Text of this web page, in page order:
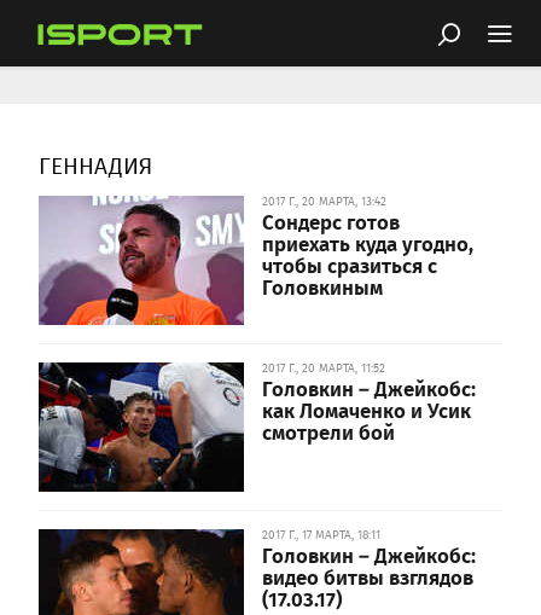
ГЕННАДИЯ
2017 Г., 20 МАРТА, 13:42
Сондерс готов
приехать куда угодно,
чтобы сразиться с
Головкиным
2017 Г., 20 МАРТА, 11:52
Головкин – Джейкобс:
как Ломаченко и Усик
смотрели бой
2017 Г., 17 МАРТА, 18:11
Головкин – Джейкобс:
видео битвы взглядов
(17.03.17)